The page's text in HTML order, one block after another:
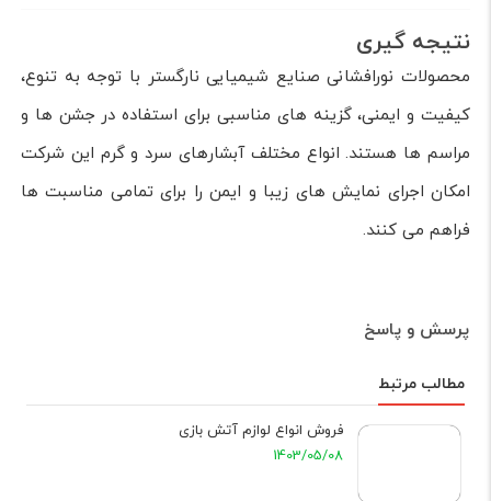
نتیجه گیری
محصولات نورافشانی صنایع شیمیایی نارگستر با توجه به تنوع،
کیفیت و ایمنی، گزینه های مناسبی برای استفاده در جشن ها و
مراسم ها هستند. انواع مختلف آبشارهای سرد و گرم این شرکت
امکان اجرای نمایش های زیبا و ایمن را برای تمامی مناسبت ها
فراهم می کنند.
پرسش و پاسخ
مطالب مرتبط
فروش انواع لوازم آتش بازی
1403/05/08